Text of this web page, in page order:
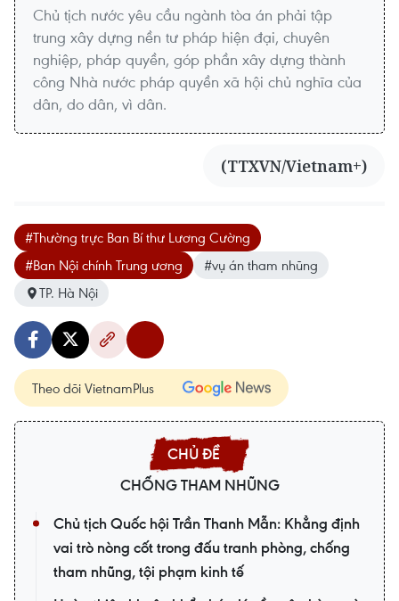
Chủ tịch nước yêu cầu ngành tòa án phải tập
trung xây dựng nền tư pháp hiện đại, chuyên
nghiệp, pháp quyền, góp phần xây dựng thành
công Nhà nước pháp quyền xã hội chủ nghĩa của
dân, do dân, vì dân.
(TTXVN/Vietnam+)
#Thường trực Ban Bí thư Lương Cường
#Ban Nội chính Trung ương
#vụ án tham nhũng
TP. Hà Nội
Theo dõi VietnamPlus
CHỐNG THAM NHŨNG
Chủ tịch Quốc hội Trần Thanh Mẫn: Khẳng định
vai trò nòng cốt trong đấu tranh phòng, chống
tham nhũng, tội phạm kinh tế